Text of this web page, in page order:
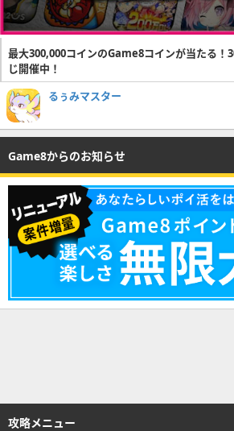
最大300,000コインのGame8コインが当たる！
じ開催中！
るぅみマスター
Game8からのお知らせ
攻略メニュー